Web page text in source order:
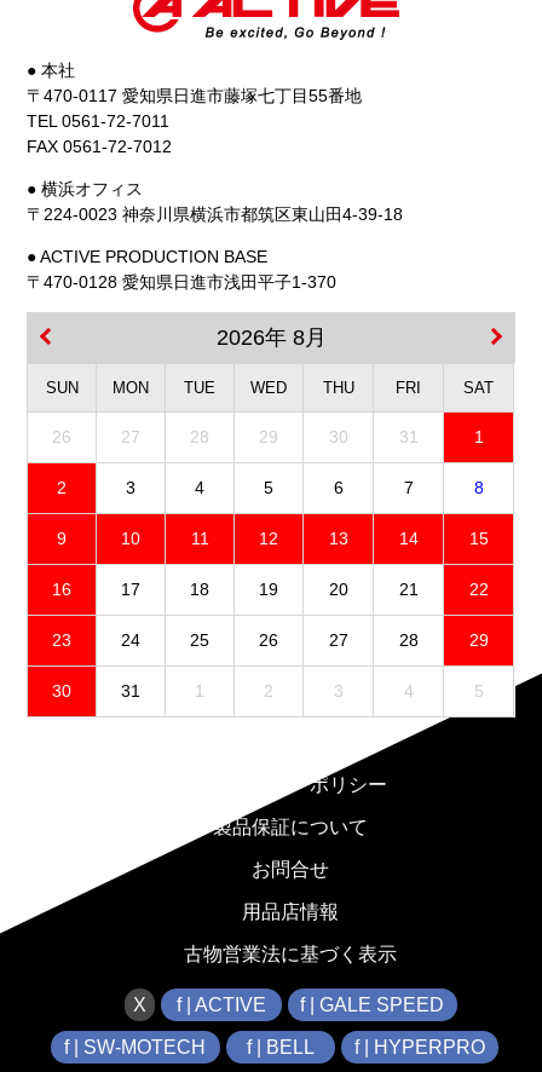
● 本社
〒470-0117 愛知県日進市藤塚七丁目55番地
TEL 0561-72-7011
FAX 0561-72-7012
● 横浜オフィス
〒224-0023 神奈川県横浜市都筑区東山田4-39-18
● ACTIVE PRODUCTION BASE
〒470-0128 愛知県日進市浅田平子1-370
2026年 8月
SUN MON TUE WED THU FRI SAT
26 27 28 29 30 31 1
2 3 4 5 6 7 8
9 10 11 12 13 14 15
16 17 18 19 20 21 22
23 24 25 26 27 28 29
30 31 1 2 3 4 5
プライバシーポリシー
製品保証について
お問合せ
用品店情報
古物営業法に基づく表示
X f | ACTIVE f | GALE SPEED
f | SW-MOTECH f | BELL f | HYPERPRO